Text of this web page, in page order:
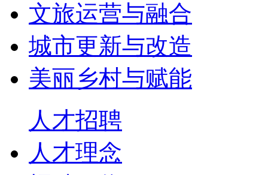
文旅运营与融合
城市更新与改造
美丽乡村与赋能
人才招聘
人才理念